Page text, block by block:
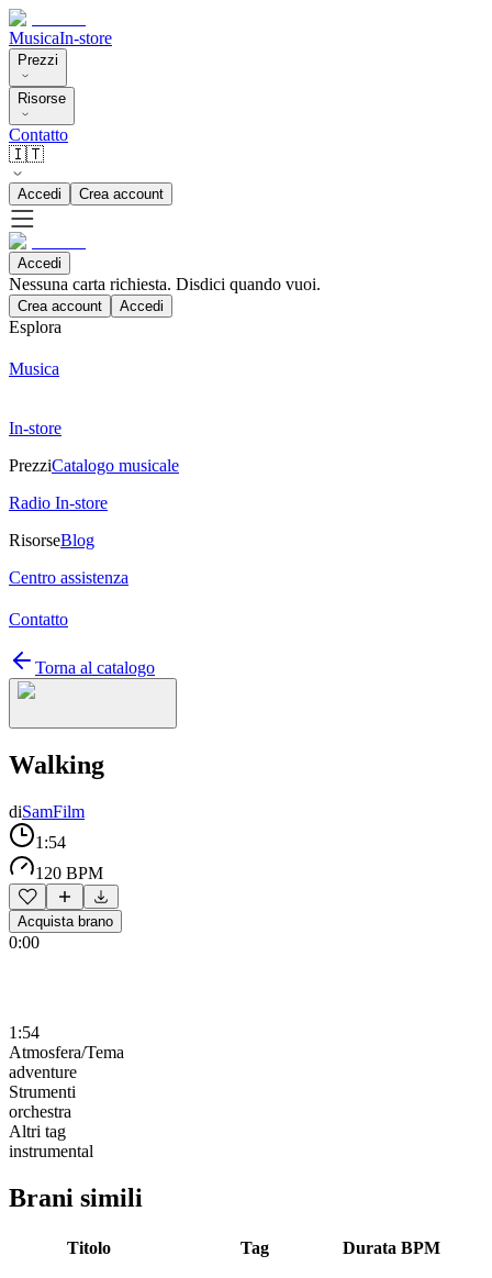
MusicaIn-store
Prezzi
Risorse
Contatto
🇮🇹
Accedi Crea account
Accedi
Nessuna carta richiesta. Disdici quando vuoi.
Crea account Accedi
Esplora
Musica
In-store
PrezziCatalogo musicale
Radio In-store
RisorseBlog
Centro assistenza
Contatto
Torna al catalogo
Walking
diSamFilm
1:54
120 BPM
Acquista brano
0:00
1:54
Atmosfera/Tema
adventure
Strumenti
orchestra
Altri tag
instrumental
Brani simili
Titolo Tag Durata BPM